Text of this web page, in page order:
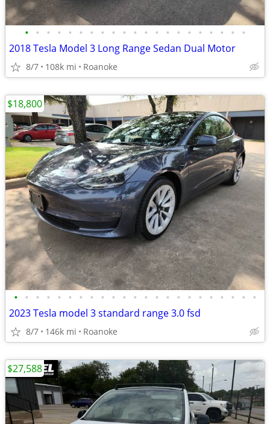
• • • • • • • • • • • • • • • • • • • • •
2018 Tesla Model 3 Long Range Sedan Dual Motor
8/7 108k mi Roanoke
• • • • • • • • • • • • • • • • • • • • • • •
2023 Tesla model 3 standard range 3.0 fsd
8/7 146k mi Roanoke
$18,800
$27,588